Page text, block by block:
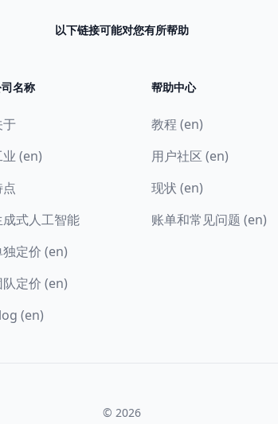
以下链接可能对您有所帮助
名称
于
(en)
成式人工智能
独定价 (en)
队定价 (en)
(en)
帮助中心
教程 (en)
用户社区 (en)
现状 (en)
账单和常见问题 (en)
© 2026